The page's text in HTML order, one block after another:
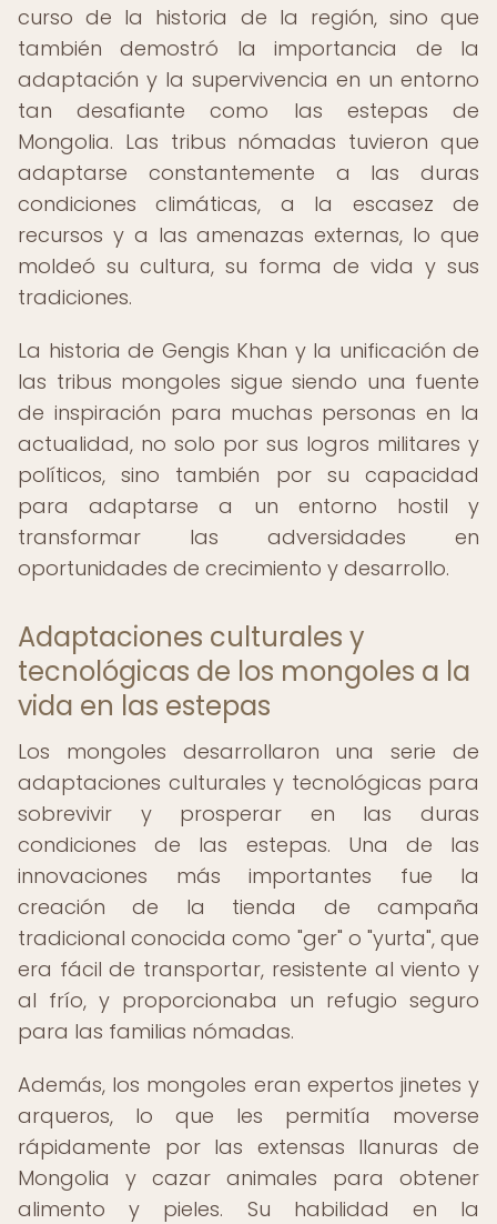
curso de la historia de la región, sino que
también demostró la importancia de la
adaptación y la supervivencia en un entorno
tan desafiante como las estepas de
Mongolia. Las tribus nómadas tuvieron que
adaptarse constantemente a las duras
condiciones climáticas, a la escasez de
recursos y a las amenazas externas, lo que
moldeó su cultura, su forma de vida y sus
tradiciones.
La historia de Gengis Khan y la unificación de
las tribus mongoles sigue siendo una fuente
de inspiración para muchas personas en la
actualidad, no solo por sus logros militares y
políticos, sino también por su capacidad
para adaptarse a un entorno hostil y
transformar las adversidades en
oportunidades de crecimiento y desarrollo.
Adaptaciones culturales y
tecnológicas de los mongoles a la
vida en las estepas
Los mongoles desarrollaron una serie de
adaptaciones culturales y tecnológicas para
sobrevivir y prosperar en las duras
condiciones de las estepas. Una de las
innovaciones más importantes fue la
creación de la tienda de campaña
tradicional conocida como "ger" o "yurta", que
era fácil de transportar, resistente al viento y
al frío, y proporcionaba un refugio seguro
para las familias nómadas.
Además, los mongoles eran expertos jinetes y
arqueros, lo que les permitía moverse
rápidamente por las extensas llanuras de
Mongolia y cazar animales para obtener
alimento y pieles. Su habilidad en la